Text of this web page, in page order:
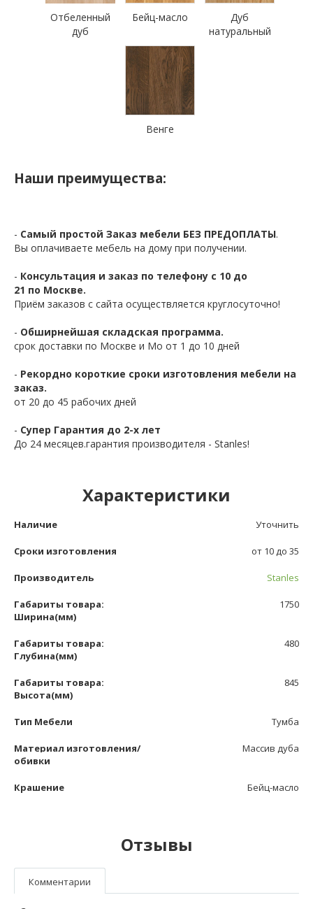
Отбеленный
дуб
Бейц-масло
Дуб
натуральный
Венге
Наши преимущества:
- Самый простой Заказ мебели БЕЗ ПРЕДОПЛАТЫ.
Вы оплачиваете мебель на дому при получении.
- Консультация и заказ по телефону с 10 до
21 по Москве.
Приём заказов с сайта осуществляется круглосуточно!
- Обширнейшая складская программа.
срок доставки по Москве и Мо от 1 до 10 дней
- Рекордно короткие сроки изготовления мебели на
заказ.
от 20 до 45 рабочих дней
- Супер Гарантия до 2-х лет
До 24 месяцев.гарантия производителя - Stanles!
Характеристики
Наличие Уточнить
Сроки изготовления от 10 до 35
Производитель Stanles
Габариты товара:
Ширина(мм)
1750
Габариты товара:
Глубина(мм)
480
Габариты товара:
Высота(мм)
845
Тип Мебели Тумба
Материал изготовления/
обивки
Массив дуба
Крашение Бейц-масло
Отзывы
Комментарии